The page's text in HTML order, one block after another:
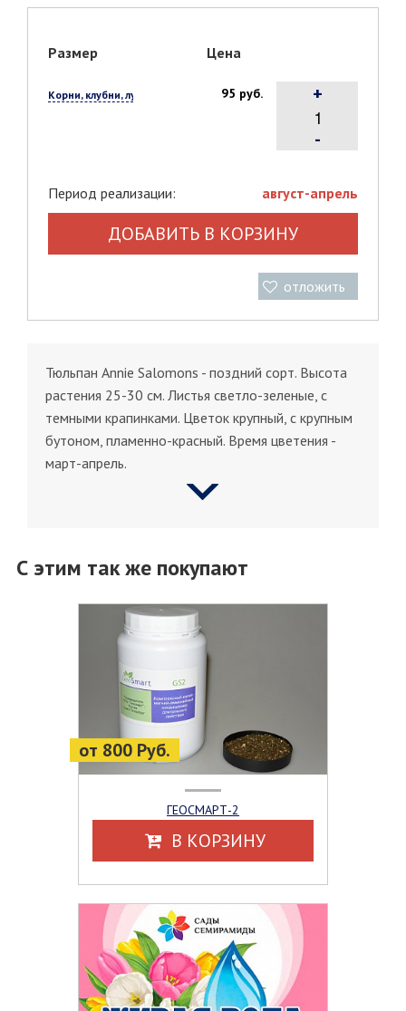
Размер Цена
Корни, клубни, луковицы, 1 шт. 95 руб.
-
+
Период реализации: август-апрель
ДОБАВИТЬ В КОРЗИНУ
отложить
Тюльпан Annie Salomons - поздний сорт. Высота
растения 25-30 см. Листья светло-зеленые, с
темными крапинками. Цветок крупный, с крупным
бутоном, пламенно-красный. Время цветения -
март-апрель.
С этим так же покупают
от 800 Руб.
ГЕОСМАРТ-2
В КОРЗИНУ